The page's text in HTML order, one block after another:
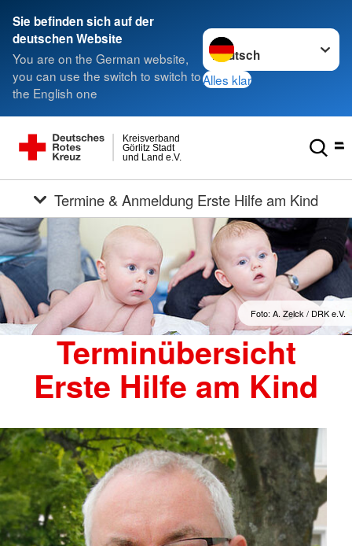
Sie befinden sich auf der
deutschen Website
You are on the German website,
you can use the switch to switch to
the English one
Sprache wechseln zu
Alles klar
und Land e.V.
Görlitz Stadt
Kreisverband
Termine & Anmeldung Erste Hilfe am Kind
Foto: A. Zelck / DRK e.V.
Terminübersicht
Erste Hilfe am Kind